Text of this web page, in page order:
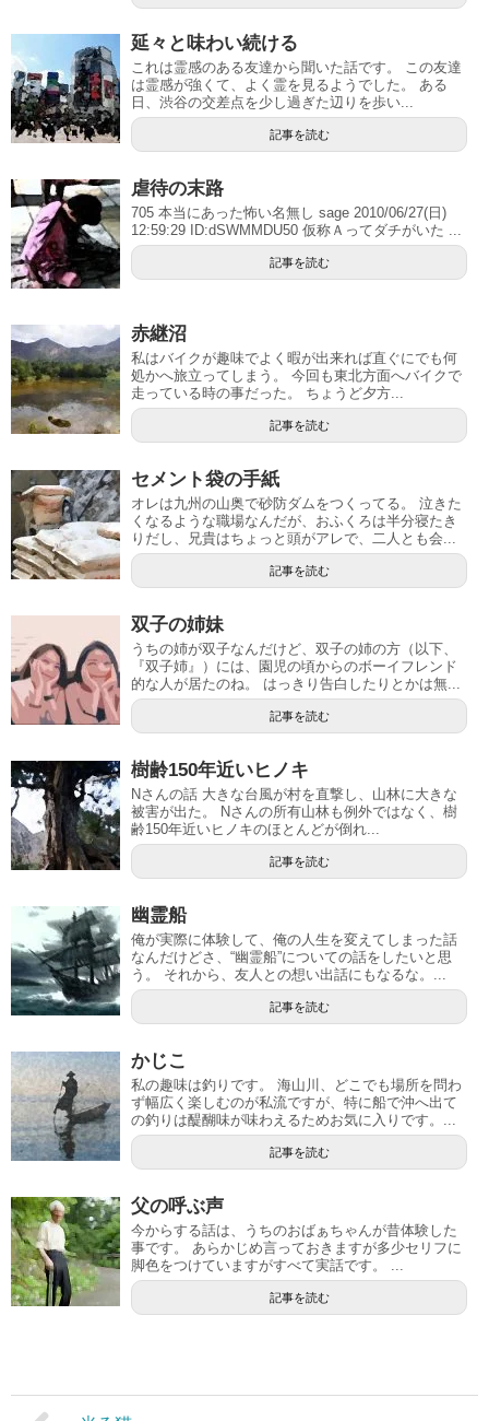
延々と味わい続ける
これは霊感のある友達から聞いた話です。 この友達
は霊感が強くて、よく霊を見るようでした。 ある
日、渋谷の交差点を少し過ぎた辺りを歩い...
記事を読む
虐待の末路
705 本当にあった怖い名無し sage 2010/06/27(日)
12:59:29 ID:dSWMMDU50 仮称Ａってダチがいた ...
記事を読む
赤継沼
私はバイクが趣味でよく暇が出来れば直ぐにでも何
処かへ旅立ってしまう。 今回も東北方面へバイクで
走っている時の事だった。 ちょうど夕方...
記事を読む
セメント袋の手紙
オレは九州の山奥で砂防ダムをつくってる。 泣きた
くなるような職場なんだが、おふくろは半分寝たき
りだし、兄貴はちょっと頭がアレで、二人とも会...
記事を読む
双子の姉妹
うちの姉が双子なんだけど、双子の姉の方（以下、
『双子姉』）には、園児の頃からのボーイフレンド
的な人が居たのね。 はっきり告白したりとかは無...
記事を読む
樹齢150年近いヒノキ
Nさんの話 大きな台風が村を直撃し、山林に大きな
被害が出た。 Nさんの所有山林も例外ではなく、樹
齢150年近いヒノキのほとんどが倒れ...
記事を読む
幽霊船
俺が実際に体験して、俺の人生を変えてしまった話
なんだけどさ、“幽霊船”についての話をしたいと思
う。 それから、友人との想い出話にもなるな。...
記事を読む
かじこ
私の趣味は釣りです。 海山川、どこでも場所を問わ
ず幅広く楽しむのが私流ですが、特に船で沖へ出て
の釣りは醍醐味が味わえるためお気に入りです。...
記事を読む
父の呼ぶ声
今からする話は、うちのおばぁちゃんが昔体験した
事です。 あらかじめ言っておきますが多少セリフに
脚色をつけていますがすべて実話です。 ...
記事を読む